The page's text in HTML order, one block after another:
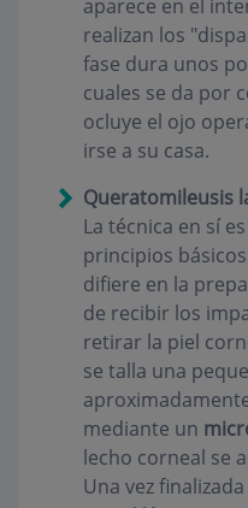
aparece en el
realizan los
fase dura unos
cuales se da por
ocluye el ojo
irse a su casa.
Queratomileusis
La técnica en sí
principios
difiere en la
de recibir los
retirar la piel
se talla una
mediante un
lecho corneal se
Una vez